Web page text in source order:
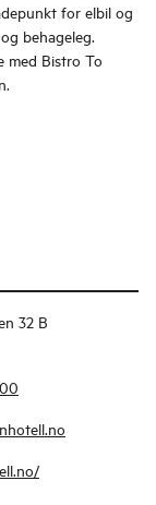
for elbil og
behageleg.
med Bistro To
32 B